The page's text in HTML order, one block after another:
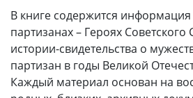
В книге содержится
партизанах – Героях
истории-свидетельства о
партизан в годы Великой
Каждый материал основан на